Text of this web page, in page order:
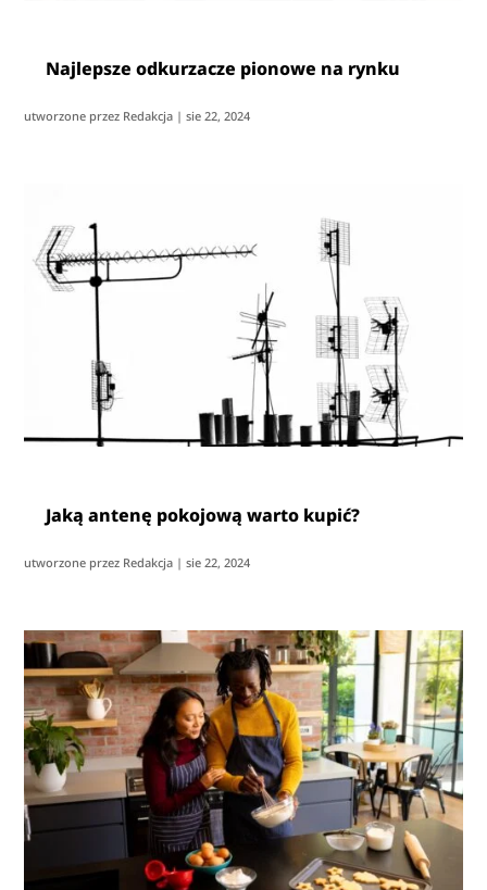
Najlepsze odkurzacze pionowe na rynku
utworzone przez Redakcja |sie 22, 2024
Jaką antenę pokojową warto kupić?
utworzone przez Redakcja |sie 22, 2024